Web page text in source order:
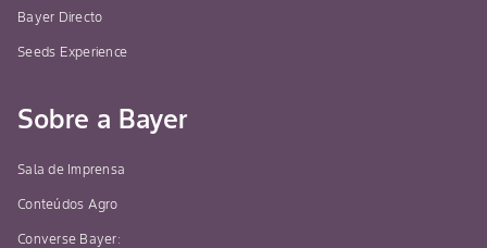
Bayer Directo
Seeds Experience
Sobre a Bayer
Sala de Imprensa
Conteúdos Agro
Converse Bayer: